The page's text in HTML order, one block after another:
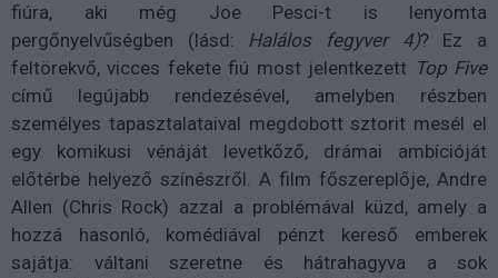
fiúra, aki még Joe Pesci-t is lenyomta
pergőnyelvűségben (lásd: Halálos fegyver 4)? Ez a
feltörekvő, vicces fekete fiú most jelentkezett Top Five
című legújabb rendezésével, amelyben részben
személyes tapasztalataival megdobott sztorit mesél el
egy komikusi vénáját levetkőző, drámai ambícióját
előtérbe helyező színészről. A film főszereplője, Andre
Allen (Chris Rock) azzal a problémával küzd, amely a
hozzá hasonló, komédiával pénzt kereső emberek
sajátja: váltani szeretne és hátrahagyva a sok